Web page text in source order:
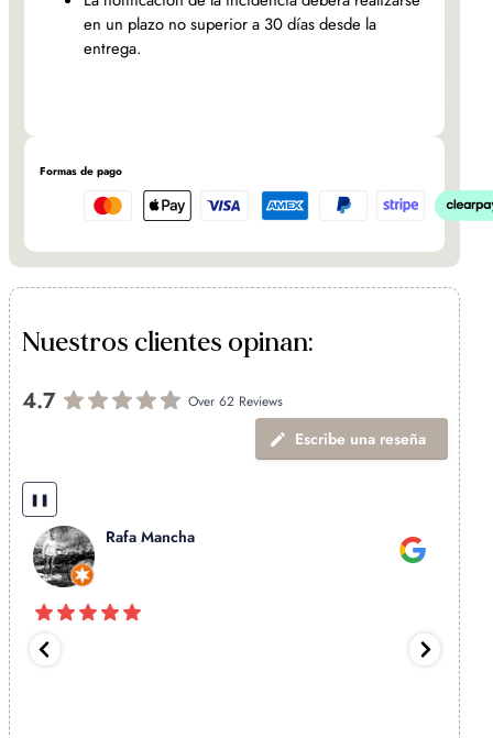
en un plazo no superior a 30 días desde la
entrega.
Formas de pago
Nuestros clientes opinan:
4.7
Over 62 Reviews
Escribe una reseña
❚❚
Rafa Mancha